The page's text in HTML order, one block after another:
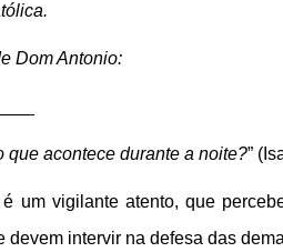
Dom Antonio:
que acontece durante a noite?”
um vigilante atento, que
devem intervir na defesa das